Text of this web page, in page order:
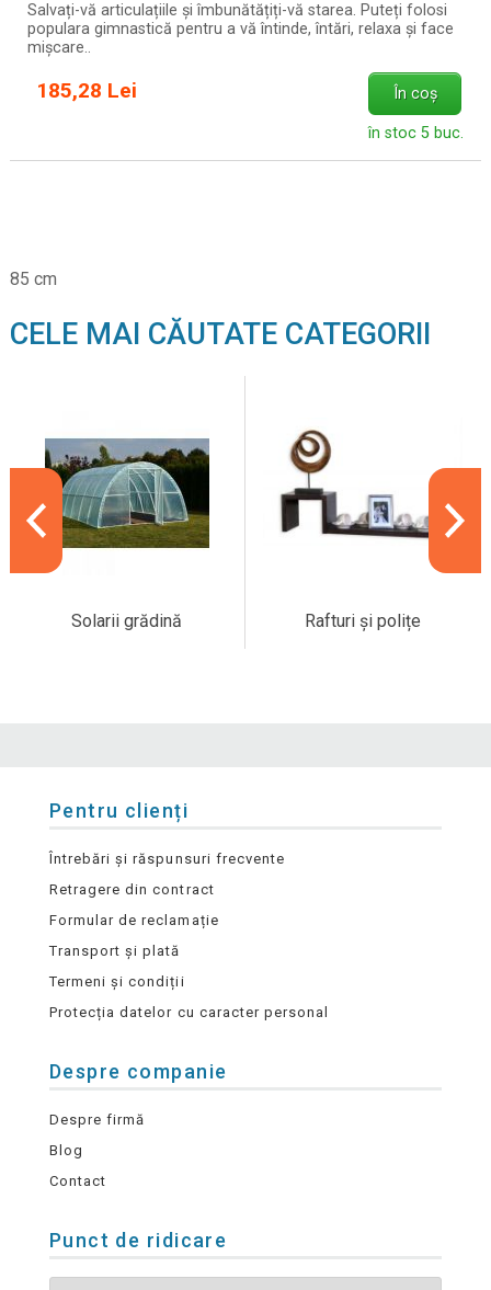
Salvați-vă articulațiile și îmbunătățiți-vă starea. Puteți folosi
populara gimnastică pentru a vă întinde, întări, relaxa și face
mișcare..
185,28 Lei În coș
în stoc 5 buc.
85 cm
CELE MAI CĂUTATE CATEGORII
Solarii grădină Rafturi și polițe
Pentru clienți
Întrebări și răspunsuri frecvente
Retragere din contract
Formular de reclamație
Transport și plată
Termeni și condiții
Protecția datelor cu caracter personal
Despre companie
Despre firmă
Blog
Contact
Punct de ridicare